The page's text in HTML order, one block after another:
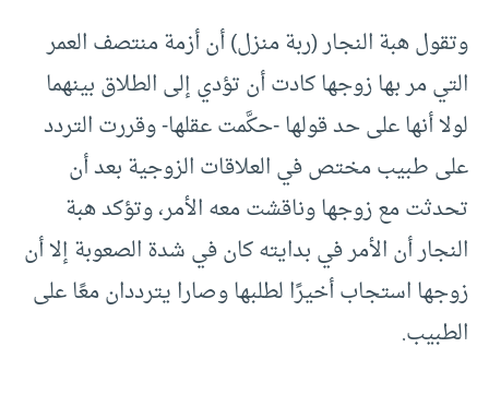
وتقول هبة النجار (ربة منزل) أن أزمة منتصف العمر
التي مر بها زوجها كادت أن تؤدي إلى الطلاق بينهما
لولا أنها على حد قولها -حكَّمت عقلها- وقررت التردد
على طبيب مختص في العلاقات الزوجية بعد أن
تحدثت مع زوجها وناقشت معه الأمر، وتؤكد هبة
النجار أن الأمر في بدايته كان في شدة الصعوبة إلا أن
زوجها استجاب أخيرًا لطلبها وصارا يترددان معًا على
الطبيب.